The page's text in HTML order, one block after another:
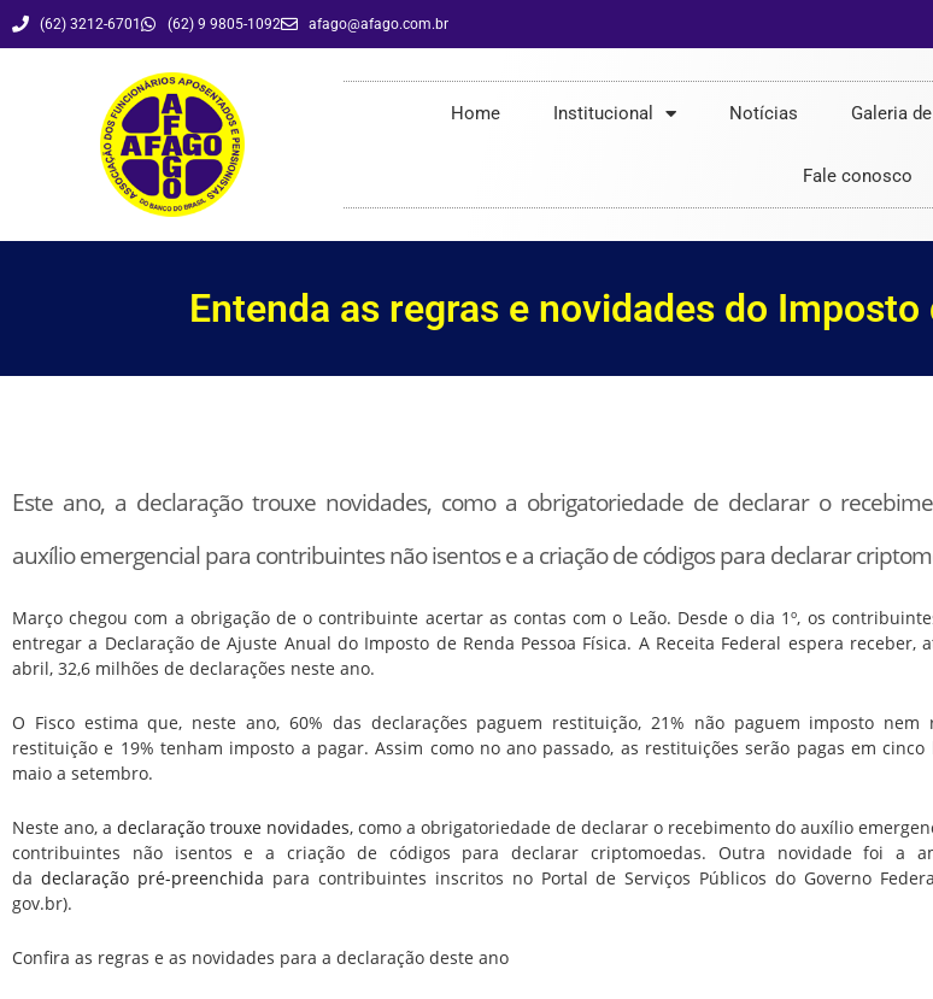
(62) 3212-6701 (62) 9 9805-1092 afago@afago.com.br
Home Institucional Notícias Galeria
Fale conosco
Entenda as regras e novidades do Imposto
Este ano, a declaração trouxe novidades, como a obrigatoriedade de declarar o
auxílio emergencial para contribuintes não isentos e a criação de códigos para declarar
Março chegou com a obrigação de o contribuinte acertar as contas com o Leão. Desde o dia 1º, os
entregar a Declaração de Ajuste Anual do Imposto de Renda Pessoa Física. A Receita Federal espera receber,
abril, 32,6 milhões de declarações neste ano.
O Fisco estima que, neste ano, 60% das declarações paguem restituição, 21% não paguem imposto nem
restituição e 19% tenham imposto a pagar. Assim como no ano passado, as restituições serão pagas em cinco
maio a setembro.
Neste ano, a declaração trouxe novidades, como a obrigatoriedade de declarar o recebimento do auxílio
contribuintes não isentos e a criação de códigos para declarar criptomoedas. Outra novidade foi a
da declaração pré-preenchida para contribuintes inscritos no Portal de Serviços Públicos do Governo
gov.br).
Confira as regras e as novidades para a declaração deste ano